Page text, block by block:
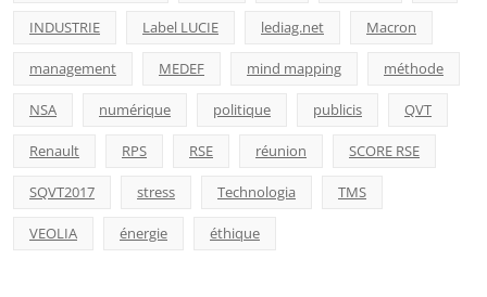
INDUSTRIE Label LUCIE lediag.net Macron
management MEDEF mind mapping méthode
NSA numérique politique publicis QVT
Renault RPS RSE réunion SCORE RSE
SQVT2017 stress Technologia TMS
VEOLIA énergie éthique